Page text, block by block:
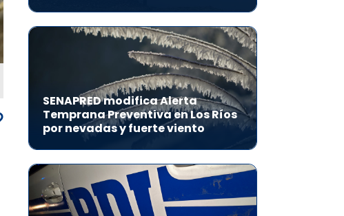
SENAPRED modifica Alerta
Temprana Preventiva en Los Ríos
por nevadas y fuerte viento